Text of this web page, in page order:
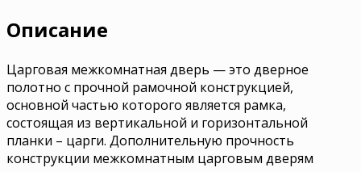
Описание
Царговая межкомнатная дверь — это дверное
полотно с прочной рамочной конструкцией,
основной частью которого является рамка,
состоящая из вертикальной и горизонтальной
планки – царги. Дополнительную прочность
конструкции межкомнатным царговым дверям